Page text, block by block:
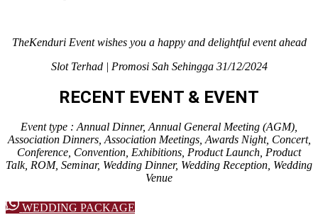
TheKenduri Event wishes you a happy and delightful event ahead
Slot Terhad | Promosi Sah Sehingga 31/12/2024
RECENT EVENT & EVENT
Event type : Annual Dinner, Annual General Meeting (AGM),
Association Dinners, Association Meetings, Awards Night, Concert,
Conference, Convention, Exhibitions, Product Launch, Product
Talk, ROM, Seminar, Wedding Dinner, Wedding Reception, Wedding
Venue
WEDDING PACKAGE